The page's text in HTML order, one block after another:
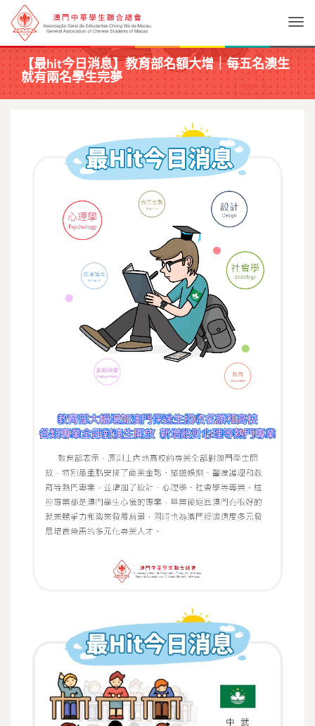
【最hit今日消息】教育部名額大增｜每五名澳生
就有兩名學生完夢